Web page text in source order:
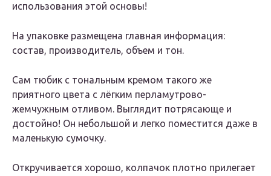
использования этой основы!
На упаковке размещена главная информация:
состав, производитель, объем и тон.
Сам тюбик с тональным кремом такого же
приятного цвета с лёгким перламутрово-
жемчужным отливом. Выглядит потрясающе и
достойно! Он небольшой и легко поместится даже в
маленькую сумочку.
Откручивается хорошо, колпачок плотно прилегает